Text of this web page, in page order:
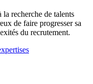
recherche de talents
de faire progresser sa
du recrutement.